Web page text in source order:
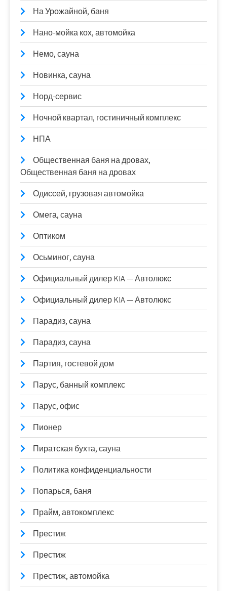
На Урожайной, баня
Нано-мойка кох, автомойка
Немо, сауна
Новинка, сауна
Норд-сервис
Ночной квартал, гостиничный комплекс
НПА
Общественная баня на дровах,
Общественная баня на дровах
Одиссей, грузовая автомойка
Омега, сауна
Оптиком
Осьминог, сауна
Официальный дилер KIA — Автолюкс
Официальный дилер KIA — Автолюкс
Парадиз, сауна
Парадиз, сауна
Партия, гостевой дом
Парус, банный комплекс
Парус, офис
Пионер
Пиратская бухта, сауна
Политика конфиденциальности
Попарься, баня
Прайм, автокомплекс
Престиж
Престиж
Престиж, автомойка